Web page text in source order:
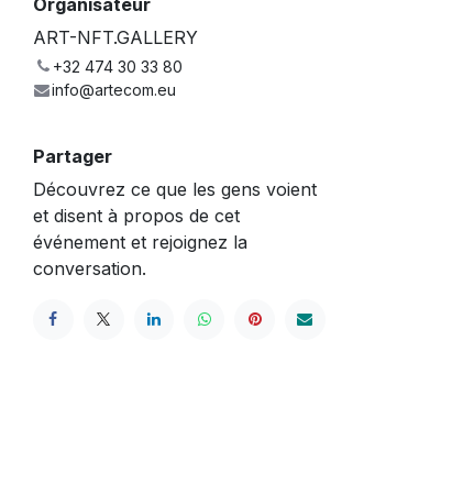
ART-NFT.GALLERY
+32 474 30 33 80
info@artecom.eu
Partager
Découvrez ce que les gens voient
et disent à propos de cet
événement et rejoignez la
conversation.